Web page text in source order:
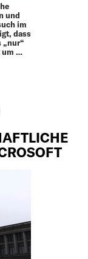
und
im
dass
„nur“
um …